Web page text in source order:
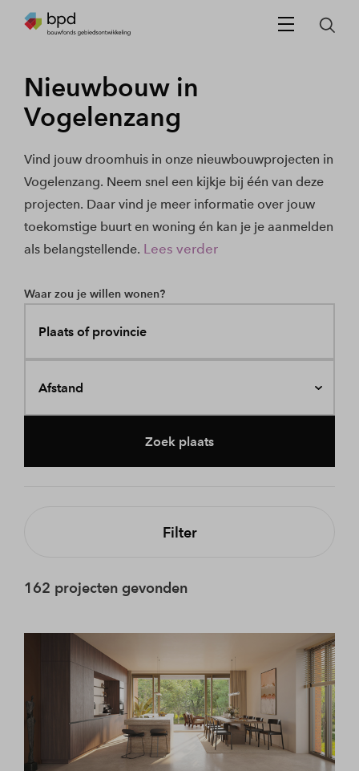
Nieuwbouw in
Vogelenzang
Vind jouw droomhuis in onze nieuwbouwprojecten in
Vogelenzang. Neem snel een kijkje bij één van deze
projecten. Daar vind je meer informatie over jouw
toekomstige buurt en woning én kan je je aanmelden
als belangstellende. Lees verder
Waar zou je willen wonen?
Plaats of provincie
Afstand
Zoek plaats
Filter
162 projecten gevonden